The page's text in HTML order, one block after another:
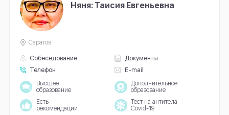
Няня: Таисия Евгеньевна
Собеседование
Документы
Телефон
E-mail
Саратов
Высшее
образование
Дополнительное
образование
Есть
рекомендации
Тест на антитела
Covid-19